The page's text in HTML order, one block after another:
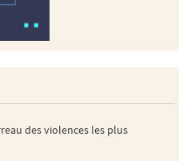
des violences les plus